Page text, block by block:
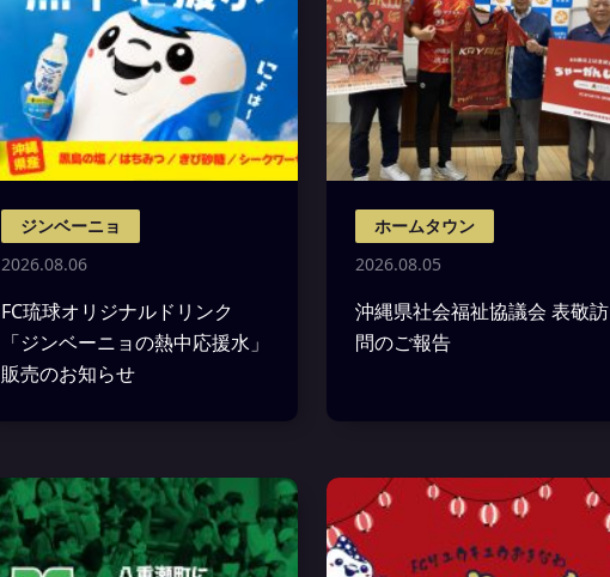
ジンベーニョ
2026.08.06
FC琉球オリジナルドリンク
「ジンベーニョの熱中応援水」
販売のお知らせ
ホームタウン
2026.08.05
沖縄県社会福祉協議会 表敬訪
問のご報告